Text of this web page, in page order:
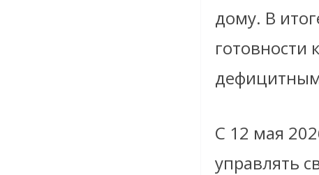
дому. В
готовности
С 12 мая
управлять